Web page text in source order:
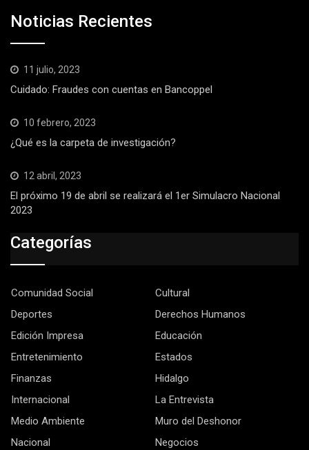
Noticias Recientes
11 julio, 2023
Cuidado: Fraudes con cuentas en Bancoppel
10 febrero, 2023
¿Qué es la carpeta de investigación?
12 abril, 2023
El próximo 19 de abril se realizará el 1er Simulacro Nacional
2023
Categorías
Comunidad Social
Cultural
Deportes
Derechos Humanos
Edición Impresa
Educación
Entretenimiento
Estados
Finanzas
Hidalgo
Internacional
La Entrevista
Medio Ambiente
Muro del Deshonor
Nacional
Negocios